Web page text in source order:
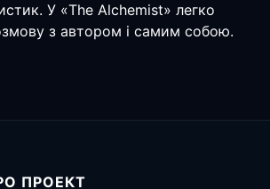
У «The Alchemist» легко
з автором і самим собою.
ПРОЕКТ